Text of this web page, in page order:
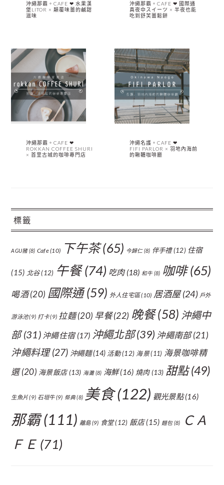
沖繩那霸。CAFE ❤︎ 水果漢
堡LITOR × 顛覆味蕾的鹹甜
滋味
沖繩那霸。CAFE ❤︎ 國際通
真夜中スイーツ × 半夜也能
吃到舒芙蕾鬆餅
沖繩那霸。CAFE ❤︎
ROKKAN COFFEE SHURI
× 首里古城的咖啡專門店
沖繩名護。CAFE ❤︎
FIFI PARLOR × 羽地內海前
的鞦韆咖啡廳
標籤
AGU豬(8) Cafe(10) 下午茶(65) 今歸仁(8) 伴手禮(12) 住宿
(15) 北谷(12) 午餐(74) 吃肉(18) 和牛(8) 咖啡(65)
喝酒(20) 國際通(59) 外人住宅區(10) 居酒屋(24) 戶外
游泳池(9) 打卡(9) 拉麵(20) 早餐(22) 晚餐(58) 沖繩中
部(31) 沖繩住宿(17) 沖繩北部(39) 沖繩南部(21)
沖繩料理(27) 沖繩麵(14) 活動(12) 海景(11) 海景咖啡精
選(20) 海景飯店(13) 海灘(8) 海鮮(16) 燒肉(13) 甜點(49)
生魚片(9) 石垣牛(9) 祭典(8) 美食(122) 觀光景點(16)
那霸(111) 離島(9) 食堂(12) 飯店(15) 麵包 (8)
ＣＡ
ＦＥ (71)